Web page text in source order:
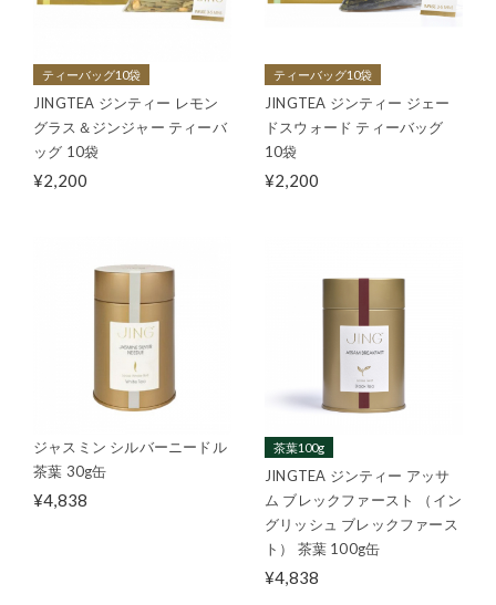
ティーバッグ10袋
JINGTEA ジンティー レモン
グラス＆ジンジャー ティーバ
ッグ 10袋
¥2,200
ティーバッグ10袋
JINGTEA ジンティー ジェー
ドスウォード ティーバッグ
10袋
¥2,200
ジャスミン シルバーニードル
茶葉 30g缶
¥4,838
茶葉100g
JINGTEA ジンティー アッサ
ム ブレックファースト （イン
グリッシュ ブレックファース
ト） 茶葉 100g缶
¥4,838